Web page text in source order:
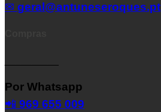
✉ geral@antuneseroques.pt
Por Whatsapp
📲 969 655 009